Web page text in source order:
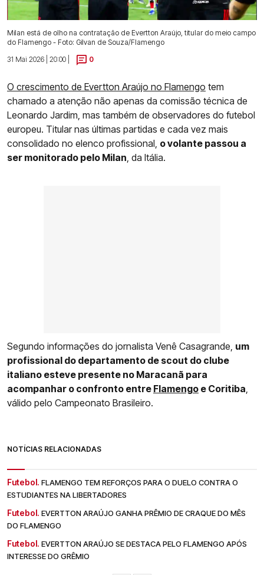
Milan está de olho na contratação de Evertton Araújo, titular do meio campo
do Flamengo - Foto: Gilvan de Souza/Flamengo
31 Mai 2026 | 20:00 |
0
O crescimento de Evertton Araújo no Flamengo tem
chamado a atenção não apenas da comissão técnica de
Leonardo Jardim, mas também de observadores do futebol
europeu. Titular nas últimas partidas e cada vez mais
consolidado no elenco profissional, o volante passou a
ser monitorado pelo Milan, da Itália.
Segundo informações do jornalista Venê Casagrande, um
profissional do departamento de scout do clube
italiano esteve presente no Maracanã para
acompanhar o confronto entre Flamengo e Coritiba,
válido pelo Campeonato Brasileiro.
NOTÍCIAS RELACIONADAS
Futebol. FLAMENGO TEM REFORÇOS PARA O DUELO CONTRA O
ESTUDIANTES NA LIBERTADORES
Futebol. EVERTTON ARAÚJO GANHA PRÊMIO DE CRAQUE DO MÊS
DO FLAMENGO
Futebol. EVERTTON ARAÚJO SE DESTACA PELO FLAMENGO APÓS
INTERESSE DO GRÊMIO